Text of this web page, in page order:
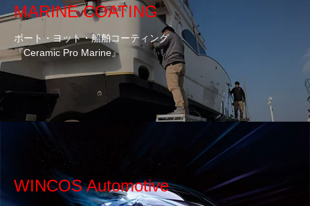
MARINE COATING
ボート・ヨット・船舶コーティング
『Ceramic Pro Marine』
WINCOS Automotive